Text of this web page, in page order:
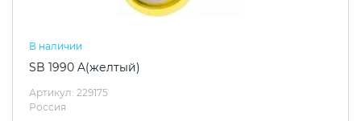
В наличии
SB 1990 A(желтый)
Артикул: 229175
Россия